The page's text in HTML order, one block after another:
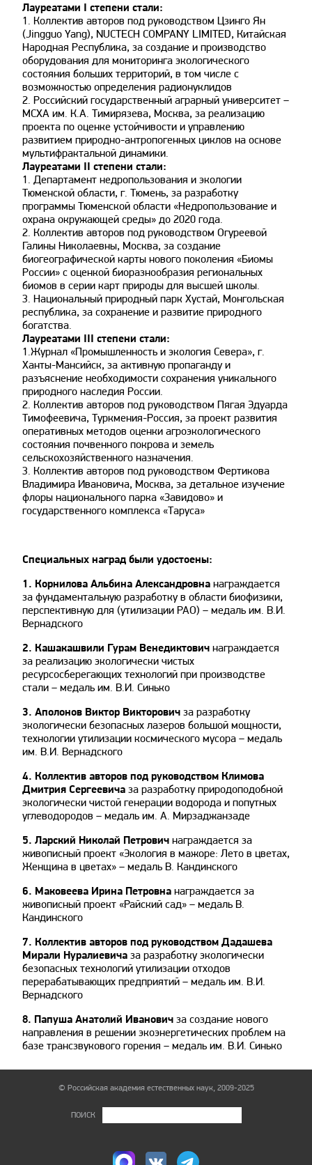
Лауреатами I степени стали:
1. Коллектив авторов под руководством Цзинго Ян
(Jingguo Yang), NUCTECH COMPANY LIMITED, Китайская
Народная Республика, за создание и производство
оборудования для мониторинга экологического
состояния больших территорий, в том числе с
возможностью определения радионуклидов
2. Российский государственный аграрный университет –
МСХА им. К.А. Тимирязева, Москва, за реализацию
проекта по оценке устойчивости и управлению
развитием природно-антропогенных циклов на основе
мультифрактальной динамики.
Лауреатами II степени стали:
1. Департамент недропользования и экологии
Тюменской области, г. Тюмень, за разработку
программы Тюменской области «Недропользование и
охрана окружающей среды» до 2020 года.
2. Коллектив авторов под руководством Огуреевой
Галины Николаевны, Москва, за создание
биогеографической карты нового поколения «Биомы
России» с оценкой биоразнообразия региональных
биомов в серии карт природы для высшей школы.
3. Национальный природный парк Хустай, Монгольская
республика, за сохранение и развитие природного
богатства.
Лауреатами III степени стали:
1.Журнал «Промышленность и экология Севера», г.
Ханты-Мансийск, за активную пропаганду и
разъяснение необходимости сохранения уникального
природного наследия России.
2. Коллектив авторов под руководством Пягая Эдуарда
Тимофеевича, Туркмения-Россия, за проект развития
оперативных методов оценки агроэкологического
состояния почвенного покрова и земель
сельскохозяйственного назначения.
3. Коллектив авторов под руководством Фертикова
Владимира Ивановича, Москва, за детальное изучение
флоры национального парка «Завидово» и
государственного комплекса «Таруса»
Специальных наград были удостоены:
1. Корнилова Альбина Александровна награждается
за фундаментальную разработку в области биофизики,
перспективную для (утилизации РАО) – медаль им. В.И.
Вернадского
2. Кашакашвили Гурам Венедиктович награждается
за реализацию экологически чистых
ресурсосберегающих технологий при производстве
стали – медаль им. В.И. Синько
3. Аполонов Виктор Викторович за разработку
экологически безопасных лазеров большой мощности,
технологии утилизации космического мусора – медаль
им. В.И. Вернадского
4. Коллектив авторов под руководством Климова
Дмитрия Сергеевича за разработку природоподобной
экологически чистой генерации водорода и попутных
углеводородов – медаль им. А. Мирзаджанзаде
5. Ларский Николай Петрович награждается за
живописный проект «Экология в мажоре: Лето в цветах,
Женщина в цветах» – медаль В. Кандинского
6. Маковеева Ирина Петровна награждается за
живописный проект «Райский сад» – медаль В.
Кандинского
7. Коллектив авторов под руководством Дадашева
Мирали Нуралиевича за разработку экологически
безопасных технологий утилизации отходов
перерабатывающих предприятий – медаль им. В.И.
Вернадского
8. Папуша Анатолий Иванович за создание нового
направления в решении экоэнергетических проблем на
базе трансзвукового горения – медаль им. В.И. Синько
© Российская академия естественных наук, 2009-2025
ПОИСК